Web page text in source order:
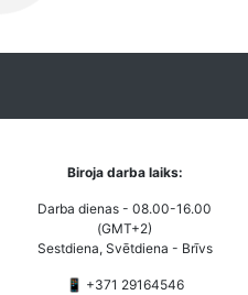
Biroja darba laiks:
Darba dienas - 08.00-16.00
(GMT+2)
Sestdiena, Svētdiena - Brīvs
📱 +371 29164546